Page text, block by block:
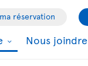
réservation
Nous joindre